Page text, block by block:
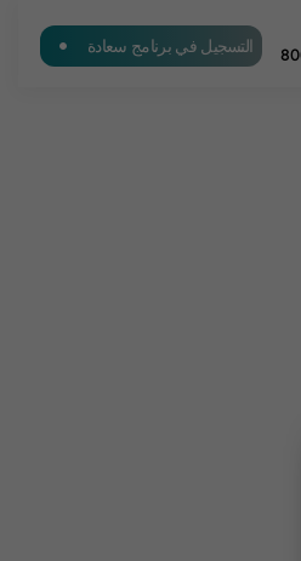
التسجيل في برنامج سعادة